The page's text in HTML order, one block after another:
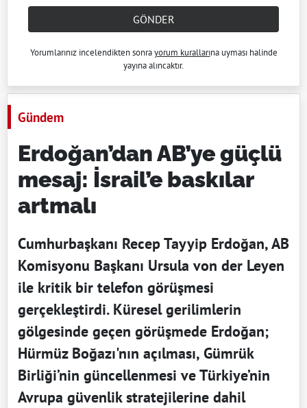
GÖNDER
Yorumlarınız incelendikten sonrayorum kurallarına uyması halinde
yayına alıncaktır.
Gündem
Erdoğan’dan AB’ye güçlü
mesaj: İsrail’e baskılar
artmalı
Cumhurbaşkanı Recep Tayyip Erdoğan, AB
Komisyonu Başkanı Ursula von der Leyen
ile kritik bir telefon görüşmesi
gerçekleştirdi. Küresel gerilimlerin
gölgesinde geçen görüşmede Erdoğan;
Hürmüz Boğazı'nın açılması, Gümrük
Birliği’nin güncellenmesi ve Türkiye’nin
Avrupa güvenlik stratejilerine dahil